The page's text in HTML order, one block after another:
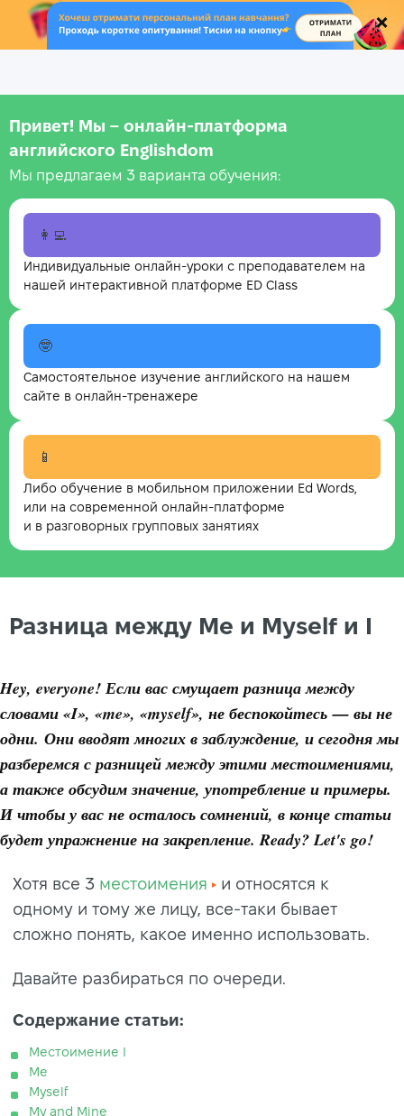
.
Привет! Мы – онлайн‑платформа
английского Englishdom
Мы предлагаем 3 варианта обучения:
👩‍💻
Индивидуальные онлайн-уроки с преподавателем на
нашей интерактивной платформе ED Class
🤓
Самостоятельное изучение английского на нашем
сайте в онлайн-тренажере
📱
Либо обучение в мобильном приложении Ed Words,
или на современной онлайн-платформе
и в разговорных групповых занятиях
Разница между Me и Myself и I
Hey, everyone! Если вас смущает разница между
словами «I», «me», «myself», не беспокойтесь — вы не
одни. Они вводят многих в заблуждение, и сегодня мы
разберемся с разницей между этими местоимениями,
а также обсудим значение, употребление и примеры.
И чтобы у вас не осталось сомнений, в конце статьи
будет упражнение на закрепление. Ready? Let's go!
Хотя все 3 местоимения
и относятся к
одному и тому же лицу, все-таки бывает
сложно понять, какое именно использовать.
Давайте разбираться по очереди.
Содержание статьи:
Местоимение I
Me
Myself
My and Mine